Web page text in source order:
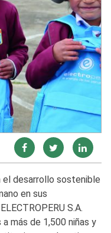
el desarrollo sostenible
en sus
S.A.
más de 1,500 niñas y